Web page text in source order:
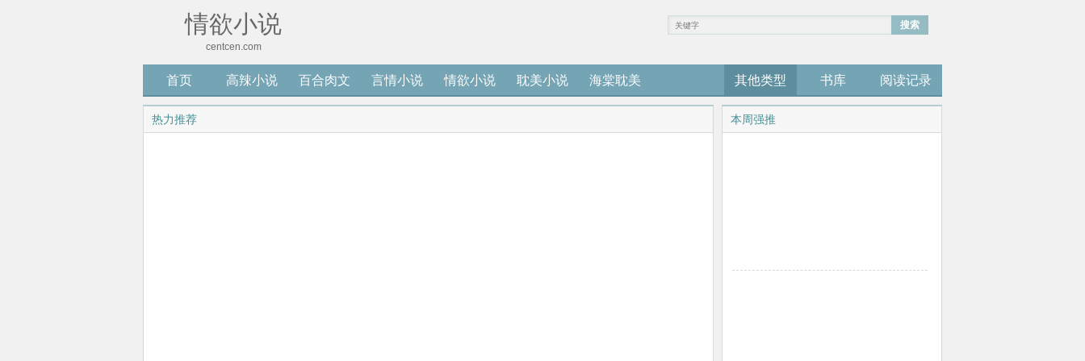
情欲小说
centcen.com
搜索
首页 高辣小说 百合肉文 言情小说 情欲小说 耽美小说 海棠耽美 其他类型 书库 阅读记录
热力推荐 本周强推